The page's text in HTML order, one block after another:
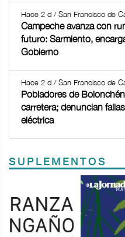
Hace 2 d / San Francisco de
Campeche avanza con
futuro: Sarmiento,
Gobierno
Hace 2 d / San Francisco de
Pobladores de
carretera; denuncian
eléctrica
SUPLEMENTOS